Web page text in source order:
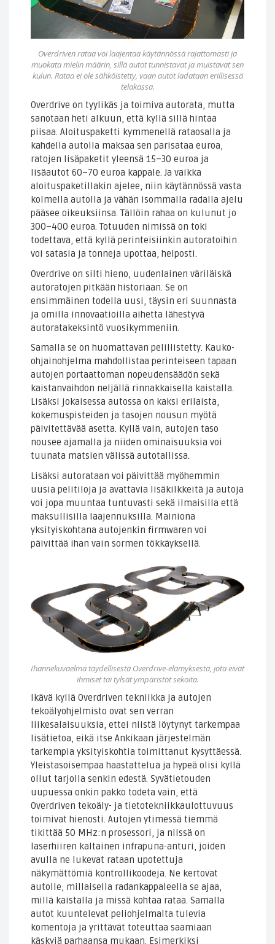
Overdriven rataa voi laajentaa käytännössä rajattomasti ja
muokata mielin määrin, sillä autot tunnistavat ja muistavat sen
kulun. Rataa ei ole sähköistetty, vaan autot ladataan erillisessä
telakassa.
Overdrive on tyylikäs ja toimiva autorata, mutta
sanotaan heti alkuun, että kyllä sillä hintaa
piisaa. Aloituspaketti kymmenellä rataosalla ja
kahdella autolla maksaa sen parisataa euroa,
ratojen lisäpaketit yleensä 15–30 euroa ja
lisäautot 60–70 euroa kappale. Ja vaikka
aloituspaketillakin ajelee, niin käytännössä vasta
kolmella autolla ja vähän isommalla radalla ajelu
pääsee oikeuksiinsa. Tällöin rahaa on kulunut jo
300–400 euroa. Totuuden nimissä on toki
todettava, että kyllä perinteisiinkin autoratoihin
voi satasia ja tonneja upottaa, helposti.
Overdrive on silti hieno, uudenlainen väriläiskä
autoratojen pitkään historiaan. Se on
ensimmäinen todella uusi, täysin eri suunnasta
ja omilla innovaatioilla aihetta lähestyvä
autoratakeksintö vuosikymmeniin.
Samalla se on huomattavan pelillistetty. Kauko-
ohjainohjelma mahdollistaa perinteiseen tapaan
autojen portaattoman nopeudensäädön sekä
kaistanvaihdon neljällä rinnakkaisella kaistalla.
Lisäksi jokaisessa autossa on kaksi erilaista,
kokemuspisteiden ja tasojen nousun myötä
päivitettävää asetta. Kyllä vain, autojen taso
nousee ajamalla ja niiden ominaisuuksia voi
tuunata matsien välissä autotallissa.
Lisäksi autorataan voi päivittää myöhemmin
uusia pelitiloja ja avattavia lisäkilkkeitä ja autoja
voi jopa muuntaa tuntuvasti sekä ilmaisilla että
maksullisilla laajennuksilla. Mainiona
yksityiskohtana autojenkin firmwaren voi
päivittää ihan vain sormen tökkäyksellä.
Ihannekuvaelma täydellisestä Overdrive-elämyksestä, jota eivät
ihmiset tai tylsät ympäristöt sekoita.
Ikävä kyllä Overdriven tekniikka ja autojen
tekoälyohjelmisto ovat sen verran
liikesalaisuuksia, ettei niistä löytynyt tarkempaa
lisätietoa, eikä itse Ankikaan järjestelmän
tarkempia yksityiskohtia toimittanut kysyttäessä.
Yleistasoisempaa haastattelua ja hypeä olisi kyllä
ollut tarjolla senkin edestä. Syvätietouden
uupuessa onkin pakko todeta vain, että
Overdriven tekoäly- ja tietotekniikkaulottuvuus
toimivat hienosti. Autojen ytimessä tiemmä
tikittää 50 MHz:n prosessori, ja niissä on
laserhiiren kaltainen infrapuna-anturi, joiden
avulla ne lukevat rataan upotettuja
näkymättömiä kontrollikoodeja. Ne kertovat
autolle, millaisella radankappaleella se ajaa,
millä kaistalla ja missä kohtaa rataa. Samalla
autot kuuntelevat peliohjelmalta tulevia
komentoja ja yrittävät toteuttaa saamiaan
käskyjä parhaansa mukaan. Esimerkiksi